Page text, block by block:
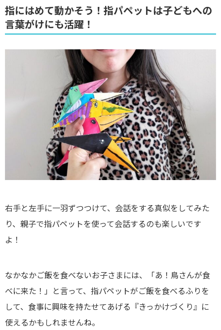
指にはめて動かそう！指パペットは子どもへの
言葉がけにも活躍！
右手と左手に一羽ずつつけて、会話をする真似をしてみた
り、親子で指パペットを使って会話するのも楽しいです
よ！
なかなかご飯を食べないお子さまには、「あ！鳥さんが食
べに来た！」と言って、指パペットがご飯を食べるふりを
して、食事に興味を持たせてあげる『きっかけづくり』に
使えるかもしれませんね。